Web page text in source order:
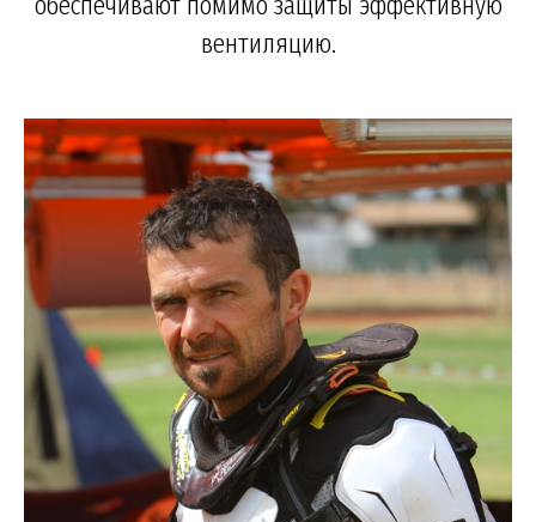
вентиляцию.